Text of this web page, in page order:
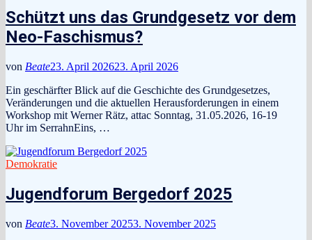
Schützt uns das Grundgesetz vor dem
Neo-Faschismus?
von Beate23. April 202623. April 2026
Ein geschärfter Blick auf die Geschichte des Grundgesetzes,
Veränderungen und die aktuellen Herausforderungen in einem
Workshop mit Werner Rätz, attac Sonntag, 31.05.2026, 16-19
Uhr im SerrahnEins, …
Demokratie
Jugendforum Bergedorf 2025
von Beate3. November 20253. November 2025